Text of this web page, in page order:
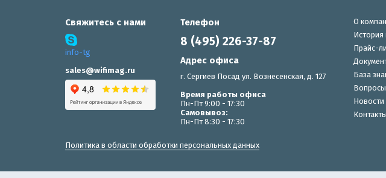
Свяжитесь с нами
info-tg
sales@wifimag.ru
Телефон
8 (495) 226-37-87
Адрес офиса
г. Сергиев Посад ул. Вознесенская, д. 127
Время работы офиса
Пн-Пт 9:00 - 17:30
Самовывоз:
Пн-Пт 8:30 - 17:30
О
История
Прайс-
База
Новости
Контакты
Политика в области обработки персональных данных